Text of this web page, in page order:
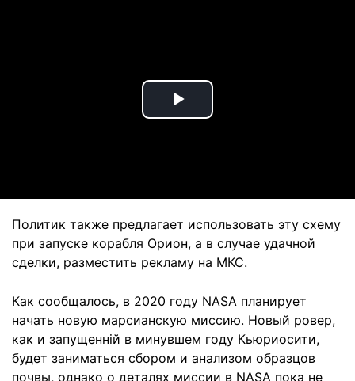
Play
Политик также предлагает использовать эту схему
при запуске корабля Орион, а в случае удачной
сделки, разместить рекламу на МКС.
Как сообщалось, в 2020 году NASA планирует
начать новую марсианскую миссию. Новый ровер,
как и запущенній в минувшем году Кьюриосити,
будет заниматься сбором и анализом образцов
почвы, однако о деталях миссии в NASA пока не